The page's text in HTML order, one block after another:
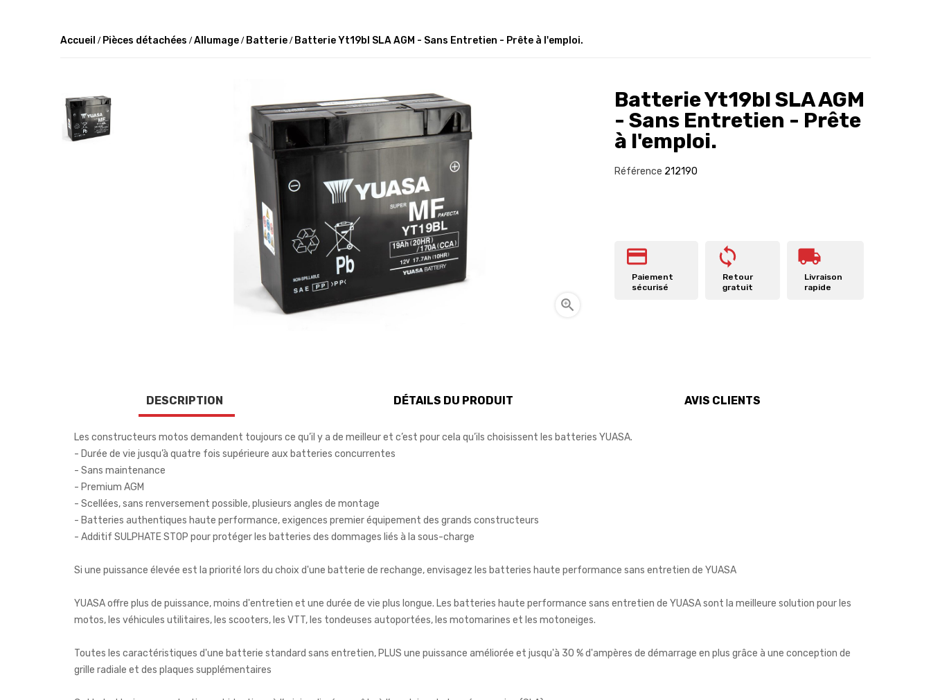
Accueil Pièces détachées Allumage Batterie Batterie Yt19bl SLA AGM - Sans Entretien - Prête à l'emploi.

Batterie Yt19bl SLA AGM
- Sans Entretien - Prête
à l'emploi.
Référence 212190
Paiement
sécurisé
Retour
gratuit
Livraison
rapide
DESCRIPTION DÉTAILS DU PRODUIT AVIS CLIENTS
Les constructeurs motos demandent toujours ce qu’il y a de meilleur et c’est pour cela qu’ils choisissent les batteries YUASA.
- Durée de vie jusqu’à quatre fois supérieure aux batteries concurrentes
- Sans maintenance
- Premium AGM
- Scellées, sans renversement possible, plusieurs angles de montage
- Batteries authentiques haute performance, exigences premier équipement des grands constructeurs
- Additif SULPHATE STOP pour protéger les batteries des dommages liés à la sous-charge
Si une puissance élevée est la priorité lors du choix d'une batterie de rechange, envisagez les batteries haute performance sans entretien de YUASA
YUASA offre plus de puissance, moins d'entretien et une durée de vie plus longue. Les batteries haute performance sans entretien de YUASA sont la meilleure solution pour les
motos, les véhicules utilitaires, les scooters, les VTT, les tondeuses autoportées, les motomarines et les motoneiges.
Toutes les caractéristiques d'une batterie standard sans entretien, PLUS une puissance améliorée et jusqu'à 30 % d'ampères de démarrage en plus grâce à une conception de
grille radiale et des plaques supplémentaires